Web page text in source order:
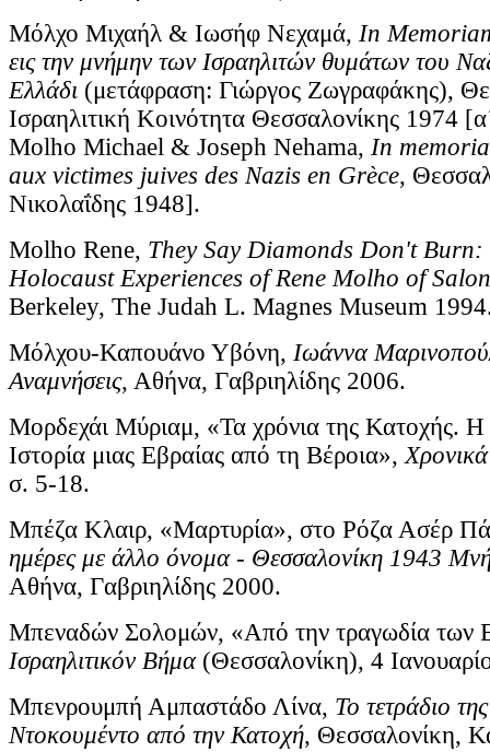
Μόλχο Μιχαήλ & Ιωσήφ Νεχαμά, In
εις την μνήμην των Ισραηλιτών θυμάτων του
Ελλάδι (μετάφραση: Γιώργος Ζωγραφάκης),
Ισραηλιτική Κοινότητα Θεσσαλονίκης 1974
Molho Michael & Joseph Nehama, In
aux victimes juives des Nazis en Grèce,
Νικολαΐδης 1948].
Molho Rene, They Say Diamonds Don't Burn:
Holocaust Experiences of Rene Molho of
Berkeley, The Judah L. Magnes Museum
Μόλχου-Καπουάνο Υβόνη, Ιωάννα
Αναμνήσεις, Αθήνα, Γαβριηλίδης 2006.
Μορδεχάι Μύριαμ, «Τα χρόνια της Κατοχής. Η
Ιστορία μιας Εβραίας από τη Βέροια»,Χρονικά
σ. 5-18.
Μπέζα Κλαιρ, «Μαρτυρία», στο Ρόζα Ασέρ
ημέρες με άλλο όνομα - Θεσσαλονίκη 1943
Αθήνα, Γαβριηλίδης 2000.
Μπεναδών Σολομών, «Από την τραγωδία των
Ισραηλιτικόν Βήμα(Θεσσαλονίκη), 4
Μπενρουμπή Αμπαστάδο Λίνα, Το τετράδιο
Ντοκουμέντο από την Κατοχή, Θεσσαλονίκη,